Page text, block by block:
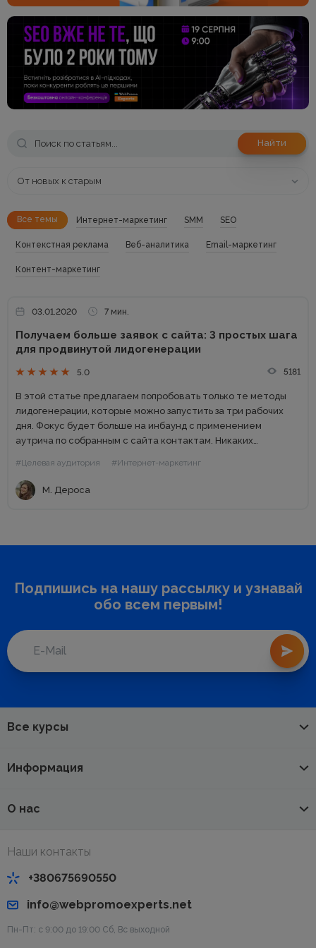
Найти
От новых к старым
Все темы Интернет-маркетинг SMM SEO
Контекстная реклама Веб-аналитика Email-маркетинг
Контент-маркетинг
03.01.2020 7 мин.
Получаем больше заявок с сайта: 3 простых шага
для продвинутой лидогенерации
5.0 5181
В этой статье предлагаем попробовать только те методы
лидогенерации, которые можно запустить за три рабочих
дня. Фокус будет больше на инбаунд с применением
аутрича по собранным с сайта контактам. Никаких
планерки в неделю. ...
#Целевая аудитория #Интернет-маркетинг
М. Дероса
Подпишись на нашу рассылку и узнавай
обо всем первым!
Все курсы
Информация
О нас
Наши контакты
+380675690550
info@webpromoexperts.net
Пн-Пт: с 9:00 до 19:00 Cб, Вс выходной